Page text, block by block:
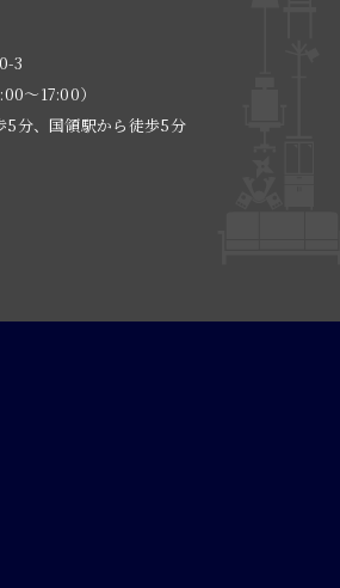
3
〜17:00）
分、国領駅から徒歩5分